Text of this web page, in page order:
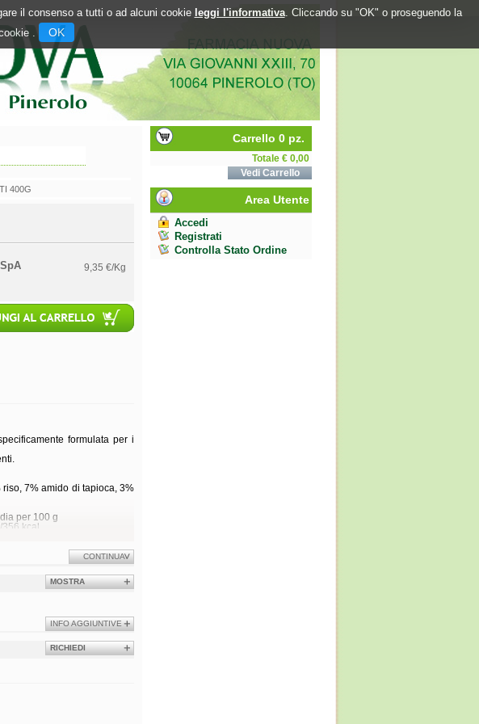
il consenso a tutti o ad alcuni cookie leggi l'informativa. Cliccando su "OK" o proseguendo la
.
OK
400G
9,35 €/Kg
formulata per i
7% amido di tapioca, 3%
per 100 g
356 kcal
CONTINUA
MOSTRA
INFO AGGIUNTIVE
RICHIEDI
Carrello 0 pz.
Totale € 0,00
Vedi Carrello
Area Utente
Accedi
Registrati
Controlla Stato Ordine